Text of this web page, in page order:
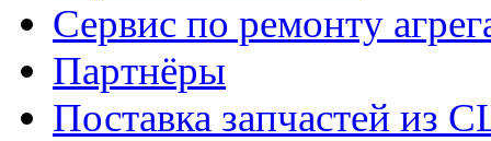
Сервис по ремонту
Партнёры
Поставка запчастей